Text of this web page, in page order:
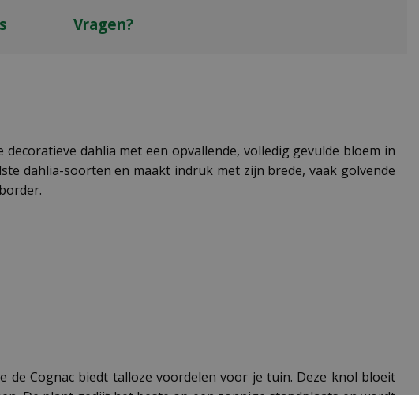
Vragen?
dahlia met een opvallende, volledig gevulde bloem in
dahlia-soorten en maakt indruk met zijn brede, vaak golvende
Cognac biedt talloze voordelen voor je tuin. Deze knol bloeit